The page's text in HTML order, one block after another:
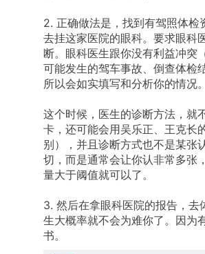
2. 正确做法是，找到有驾照体检
去挂这家医院的眼科。要求眼科
断。眼科医生跟你没有利益冲突
可能发生的驾车事故、倒查体检
所以会如实填写和分析你的情况。
这个时候，医生的诊断方法，就
卡，还可能会用吴乐正、王克长
别），并且诊断方式也不是某张
切，而是通常会让你认非常多张
量大于阈值就可以了。
3. 然后在拿眼科医院的报告，去
生大概率就不会为难你了。因为
书。